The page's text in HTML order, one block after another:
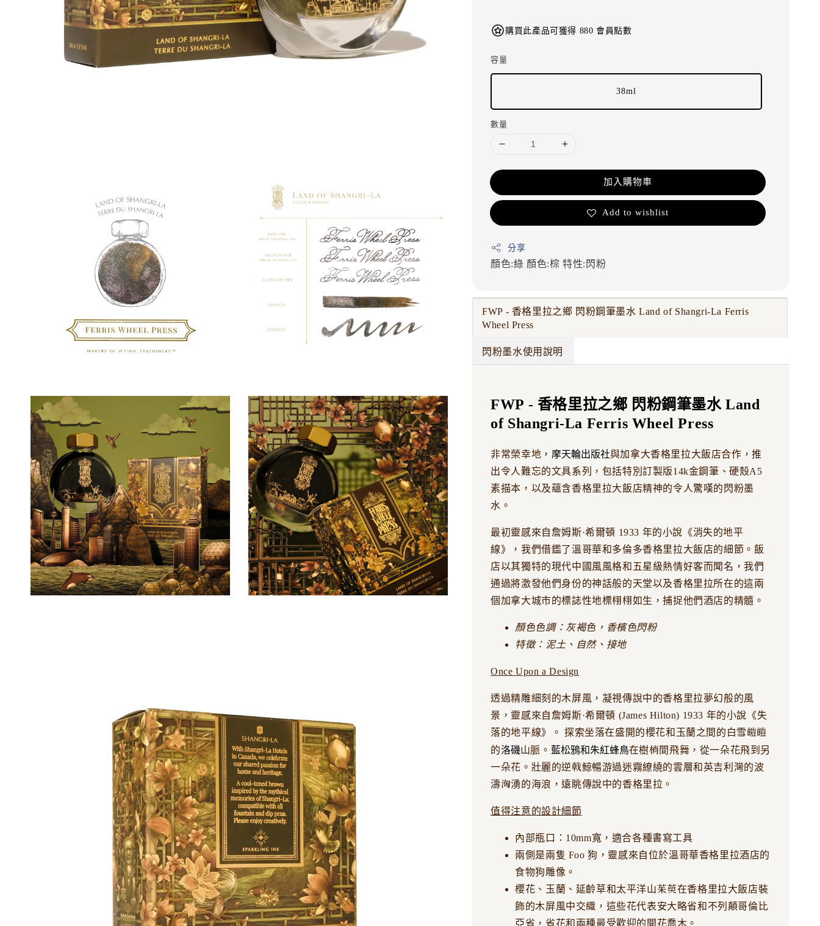
購買此產品可獲得 880 會員點數
容量
38ml
數量
加入購物車
Add to wishlist
分享
顏色:綠 顏色:棕特性:閃粉
FWP - 香格里拉之鄉 閃粉鋼筆墨水 Land of Shangri-La Ferris
Wheel Press
閃粉墨水使用說明
FWP - 香格里拉之鄉 閃粉鋼筆墨水 Land
of Shangri-La Ferris Wheel Press
非常榮幸地， 摩天輪出版社與加拿大香格里拉大飯店合作，推
出令人難忘的文具系列，包括特別訂製版14k金鋼筆、硬殼A5
素描本，以及蘊含香格里拉大飯店精神的令人驚嘆的閃粉墨
水。
最初靈感來自詹姆斯·希爾頓 1933 年的小說《消失的地平
線》，我們借鑑了溫哥華和多倫多香格里拉大飯店的細節。飯
店以其獨特的現代中國風風格和五星級熱情好客而聞名，我們
通過將激發他們身份的神話般的天堂以及香格里拉所在的這兩
個加拿大城市的標誌性地標栩栩如生，捕捉他們酒店的精髓。
顏色色調：灰褐色，香檳色閃粉
特徵： 泥土、自然、接地
Once Upon a Design
透過精雕細刻的木屏風，凝視傳說中的香格里拉夢幻般的風
景，靈感來自詹姆斯·希爾頓 (James Hilton) 1933 年的小說《失
落的地平線》。 探索坐落在盛開的櫻花和玉蘭之間的白雪皚皚
的洛磯山脈。 藍松鴉和朱紅蜂鳥在樹梢間飛舞，從一朵花飛到另
一朵花。壯麗的逆戟鯨暢游過迷霧繚繞的雲層和英吉利灣的波
濤洶湧的海浪，遠眺傳說中的香格里拉。
值得注意的設計細節
內部瓶口：10mm寬，適合各種書寫工具
兩側是兩隻 Foo 狗，靈感來自位於溫哥華香格里拉酒店的
食物狗雕像。
櫻花、玉蘭、延齡草和太平洋山茱萸在香格里拉大飯店裝
飾的木屏風中交織，這些花代表安大略省和不列顛哥倫比
亞省，省花和兩種最受歡迎的開花喬木。